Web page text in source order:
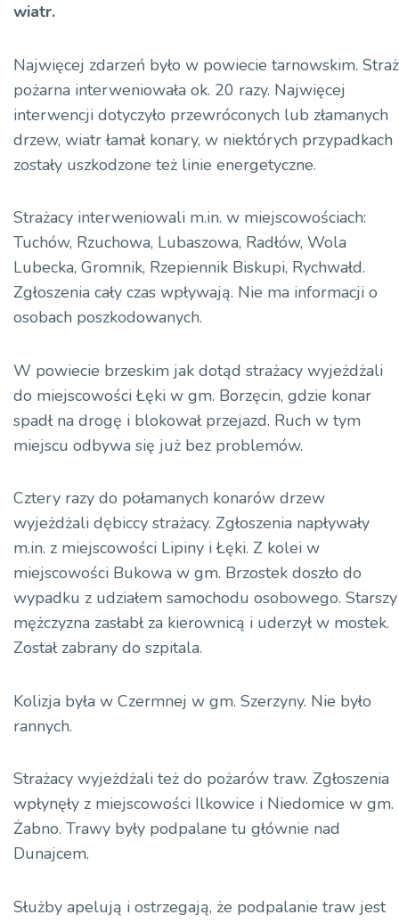
wiatr.
Najwięcej zdarzeń było w powiecie tarnowskim. Straż
pożarna interweniowała ok. 20 razy. Najwięcej
interwencji dotyczyło przewróconych lub złamanych
drzew, wiatr łamał konary, w niektórych przypadkach
zostały uszkodzone też linie energetyczne.
Strażacy interweniowali m.in. w miejscowościach:
Tuchów, Rzuchowa, Lubaszowa, Radłów, Wola
Lubecka, Gromnik, Rzepiennik Biskupi, Rychwałd.
Zgłoszenia cały czas wpływają. Nie ma informacji o
osobach poszkodowanych.
W powiecie brzeskim jak dotąd strażacy wyjeżdżali
do miejscowości Łęki w gm. Borzęcin, gdzie konar
spadł na drogę i blokował przejazd. Ruch w tym
miejscu odbywa się już bez problemów.
Cztery razy do połamanych konarów drzew
wyjeżdżali dębiccy strażacy. Zgłoszenia napływały
m.in. z miejscowości Lipiny i Łęki. Z kolei w
miejscowości Bukowa w gm. Brzostek doszło do
wypadku z udziałem samochodu osobowego. Starszy
mężczyzna zasłabł za kierownicą i uderzył w mostek.
Został zabrany do szpitala.
Kolizja była w Czermnej w gm. Szerzyny. Nie było
rannych.
Strażacy wyjeżdżali też do pożarów traw. Zgłoszenia
wpłynęły z miejscowości Ilkowice i Niedomice w gm.
Żabno. Trawy były podpalane tu głównie nad
Dunajcem.
Służby apelują i ostrzegają, że podpalanie traw jest